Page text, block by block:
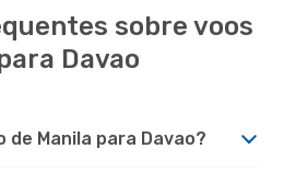
sobre voos
Davao
de Manila para Davao?